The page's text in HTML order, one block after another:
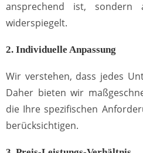
ansprechend ist, sondern
widerspiegelt.
2. Individuelle Anpassung
Wir verstehen, dass jedes
Daher bieten wir
die Ihre spezifischen
berücksichtigen.